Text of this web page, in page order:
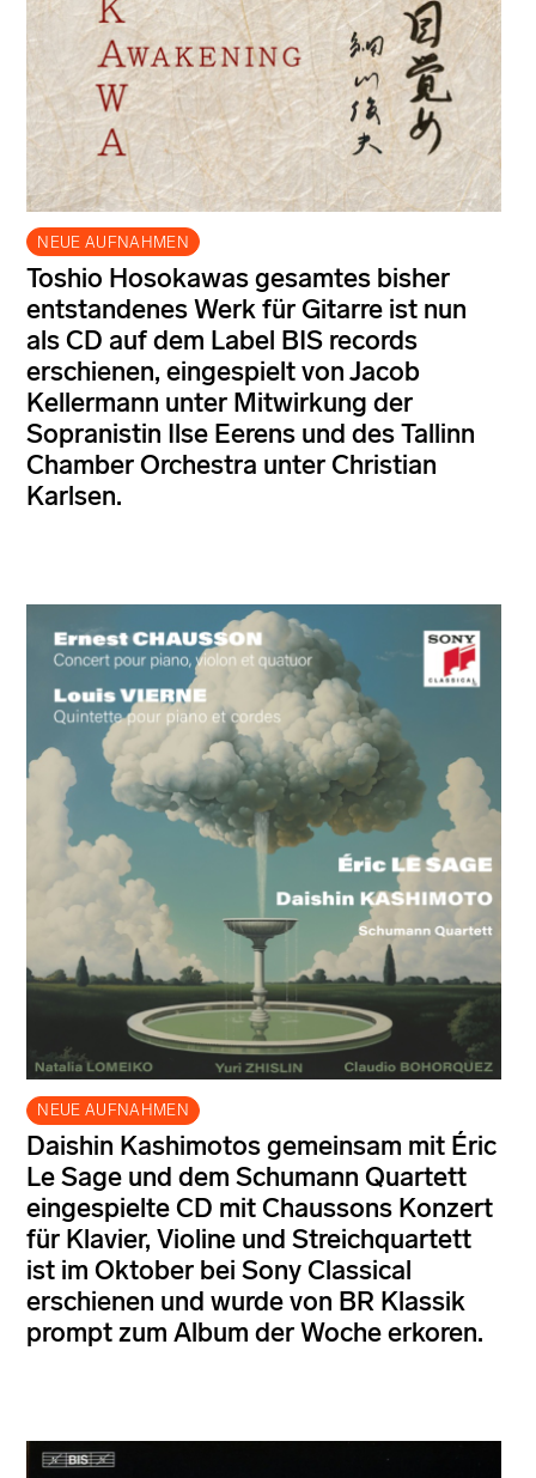
NEUE AUFNAHMEN
Toshio Hosokawas gesamtes bisher
entstandenes Werk für Gitarre ist nun
als CD auf dem Label BIS records
erschienen, eingespielt von Jacob
Kellermann unter Mitwirkung der
Sopranistin Ilse Eerens und des Tallinn
Chamber Orchestra unter Christian
Karlsen.
NEUE AUFNAHMEN
Daishin Kashimotos gemeinsam mit Éric
Le Sage und dem Schumann Quartett
eingespielte CD mit Chaussons Konzert
für Klavier, Violine und Streichquartett
ist im Oktober bei Sony Classical
erschienen und wurde von BR Klassik
prompt zum Album der Woche erkoren.